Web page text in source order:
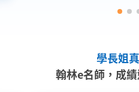
K12教育機構中佔有率最高、續
學長姐
翰林e名師，成